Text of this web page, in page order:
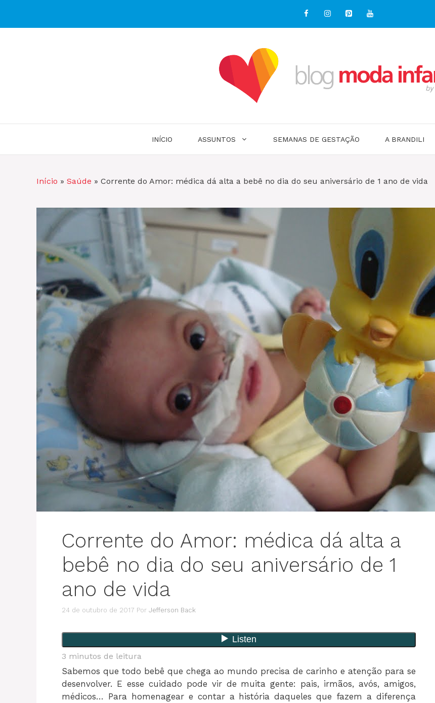
o
INÍCIO ASSUNTOS SEMANAS DE GESTAÇÃO A BRANDILI
Início » Saúde » Corrente do Amor: médica dá alta a bebê no dia do seu aniversário de 1 ano de vida
Corrente do Amor: médica dá alta a
bebê no dia do seu aniversário de 1
ano de vida
24 de outubro de 2017 Por Jefferson Back
3 minutos de leitura
Sabemos que todo bebê que chega ao mundo precisa de carinho e atenção para se
desenvolver. E esse cuidado pode vir de muita gente: pais, irmãos, avós, amigos,
médicos… Para homenagear e contar a história daqueles que fazem a diferença